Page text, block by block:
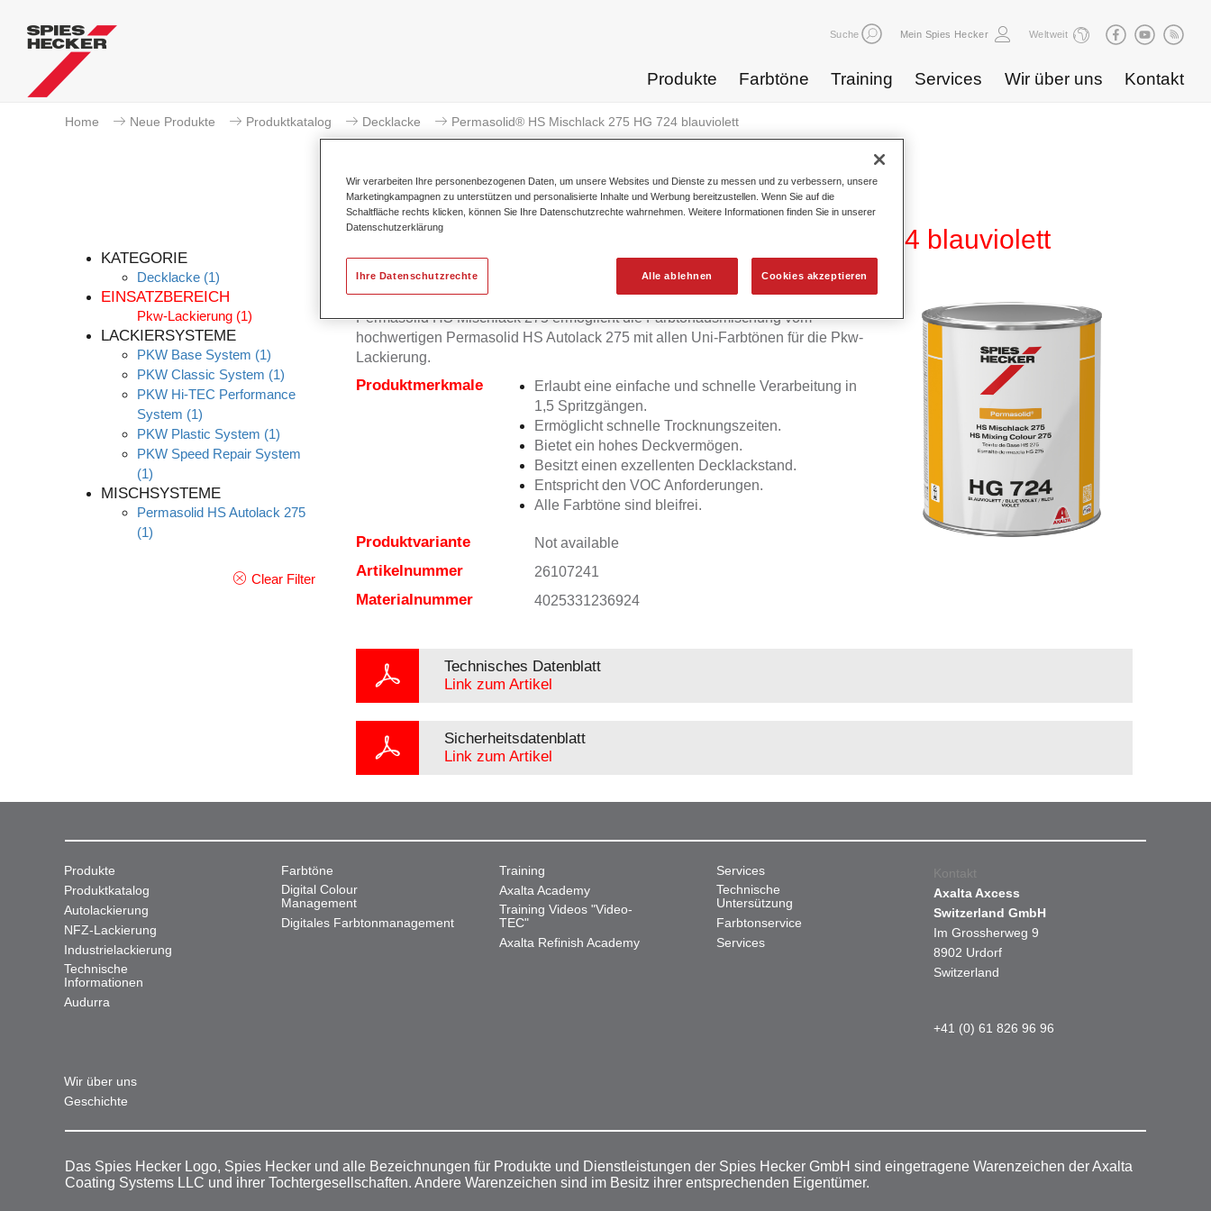
Suche Mein Spies Hecker Weltweit
Produkte Farbtöne Training Services Wir über uns Kontakt
Home Neue Produkte Produktkatalog Decklacke Permasolid® HS Mischlack 275 HG 724 blauviolett
KATEGORIE
Decklacke (1)
EINSATZBEREICH
Pkw-Lackierung (1)
LACKIERSYSTEME
PKW Base System (1)
PKW Classic System (1)
PKW Hi-TEC Performance
System (1)
PKW Plastic System (1)
PKW Speed Repair System
(1)
MISCHSYSTEME
Permasolid HS Autolack 275
(1)
Clear Filter
Permasolid® HS Mischlack 275 HG 724 blauviolett
Permasolid HS Mischlack 275 ermöglicht die Farbtonausmischung vom
hochwertigen Permasolid HS Autolack 275 mit allen Uni-Farbtönen für die Pkw-
Lackierung.
Produktmerkmale
Erlaubt eine einfache und schnelle Verarbeitung in
1,5 Spritzgängen.
Ermöglicht schnelle Trocknungszeiten.
Bietet ein hohes Deckvermögen.
Besitzt einen exzellenten Decklackstand.
Entspricht den VOC Anforderungen.
Alle Farbtöne sind bleifrei.
Produktvariante Not available
Artikelnummer 26107241
Materialnummer 4025331236924
Technisches Datenblatt
Link zum Artikel
Sicherheitsdatenblatt
Link zum Artikel
Produkte
Produktkatalog
Autolackierung
NFZ-Lackierung
Industrielackierung
Technische
Informationen
Audurra
Farbtöne
Digital Colour
Management
Digitales Farbtonmanagement
Training
Axalta Academy
Training Videos "Video-
TEC"
Axalta Refinish Academy
Services
Technische
Untersützung
Farbtonservice
Services
Wir über uns
Geschichte
Kontakt
Axalta Axcess
Switzerland GmbH
Im Grossherweg 9
8902 Urdorf
Switzerland
+41 (0) 61 826 96 96
Das Spies Hecker Logo, Spies Hecker und alle Bezeichnungen für Produkte und Dienstleistungen der Spies Hecker GmbH sind eingetragene Warenzeichen der Axalta
Coating Systems LLC und ihrer Tochtergesellschaften. Andere Warenzeichen sind im Besitz ihrer entsprechenden Eigentümer.
Wir verarbeiten Ihre personenbezogenen Daten, um unsere Websites und Dienste zu messen und zu verbessern, unsere
Marketingkampagnen zu unterstützen und personalisierte Inhalte und Werbung bereitzustellen. Wenn Sie auf die
Schaltfläche rechts klicken, können Sie Ihre Datenschutzrechte wahrnehmen. Weitere Informationen finden Sie in unserer
Datenschutzerklärung
Alle ablehnen Cookies akzeptieren
Ihre Datenschutzrechte